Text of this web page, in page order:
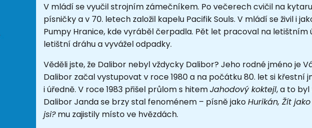
V mládí se vyučil strojním zámečníkem. Po večerech cvičil na
písničky a v 70. letech založil kapelu Pacifik Souls. V mládí se živil i
Pumpy Hranice, kde vyráběl čerpadla. Pět let pracoval na letištním
letištní dráhu a vyvážel odpadky.
Věděli jste, že Dalibor nebyl vždycky Dalibor? Jeho rodné jméno je
Dalibor začal vystupovat v roce1980a na počátku 80. let si křestní
i úředně. V roce 1983 přišel průlom s hitemJahodový koktejl, a to
Dalibor Janda se brzy stal fenoménem – písně jakoHurikán, Žít
jsi?mu zajistily místo ve hvězdách.